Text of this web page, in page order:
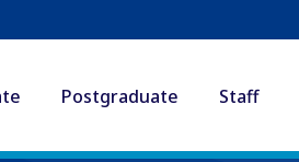
Postgraduate Staff